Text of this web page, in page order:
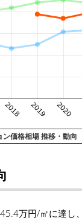
2018 2019 2020
価格相場 推移・動向
万円/㎡に達し、